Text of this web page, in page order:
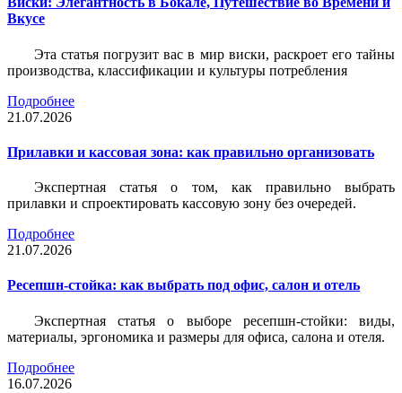
Вкусе
Эта статья погрузит вас в мир виски, раскроет его тайны
производства, классификации и культуры потребления
Подробнее
21.07.2026
Прилавки и кассовая зона: как правильно организовать
Экспертная статья о том, как правильно выбрать
прилавки и спроектировать кассовую зону без очередей.
Подробнее
21.07.2026
Ресепшн-стойка: как выбрать под офис, салон и отель
Экспертная статья о выборе ресепшн-стойки: виды,
материалы, эргономика и размеры для офиса, салона и отеля.
Подробнее
16.07.2026